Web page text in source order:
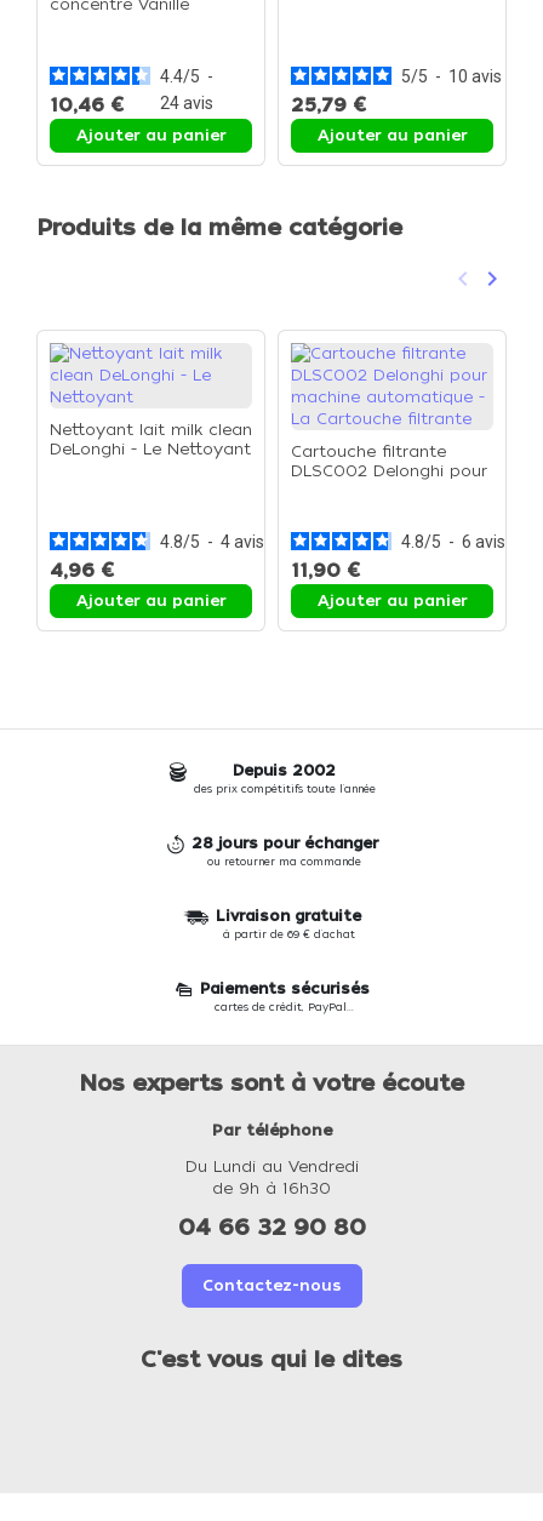
concentré Vanille
4.4/5 -
24avis
10,46 €
Ajouter au panier
5/5 - 10 avis
25,79 €
Ajouter au panier
Produits de la même catégorie
Précédent
keyboard_arrow_left keyboard_arrow_right
Nettoyant lait milk clean
DeLonghi - Le Nettoyant
4.8/5 - 4avis
4,96 €
Ajouter au panier
Cartouche filtrante
DLSC002 Delonghi pour
4.8/5 - 6 avis
11,90 €
Ajouter au panier
Depuis 2002
des prix compétitifs toute l'année
28 jours pour échanger
ou retourner ma commande
Livraison gratuite
à partir de 69 € d'achat
Paiements sécurisés
cartes de crédit, PayPal...
Nos experts sont à votre écoute
Par téléphone
Du Lundi au Vendredi
de 9h à 16h30
04 66 32 90 80
Contactez-nous
C'est vous qui le dites